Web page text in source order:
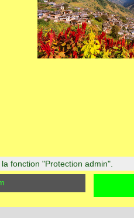
fonction "Protection admin".